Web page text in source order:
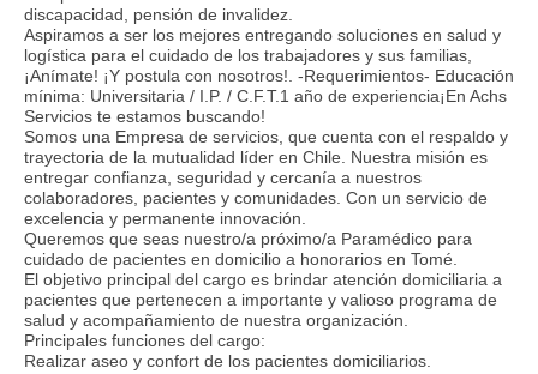
discapacidad, pensión de invalidez.
Aspiramos a ser los mejores entregando soluciones en salud y
logística para el cuidado de los trabajadores y sus familias,
¡Anímate! ¡Y postula con nosotros!. -Requerimientos- Educación
mínima: Universitaria / I.P. / C.F.T.1 año de experiencia¡En Achs
Servicios te estamos buscando!
Somos una Empresa de servicios, que cuenta con el respaldo y
trayectoria de la mutualidad líder en Chile. Nuestra misión es
entregar confianza, seguridad y cercanía a nuestros
colaboradores, pacientes y comunidades. Con un servicio de
excelencia y permanente innovación.
Queremos que seas nuestro/a próximo/a Paramédico para
cuidado de pacientes en domicilio a honorarios en Tomé.
El objetivo principal del cargo es brindar atención domiciliaria a
pacientes que pertenecen a importante y valioso programa de
salud y acompañamiento de nuestra organización.
Principales funciones del cargo:
Realizar aseo y confort de los pacientes domiciliarios.